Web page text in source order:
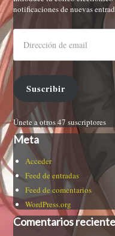
notificaciones de nuevas
Suscribir
Únete a otros 47 suscriptores
Meta
Acceder
Feed de entradas
Feed de comentarios
WordPress.org
Comentarios